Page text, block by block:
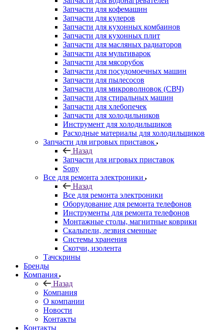
Запчасти для кофемашин
Запчасти для кулеров
Запчасти для кухонных комбаинов
Запчасти для кухонных плит
Запчасти для масляных радиаторов
Запчасти для мультиварок
Запчасти для мясорубок
Запчасти для посудомоечных машин
Запчасти для пылесосов
Запчасти для микроволновок (СВЧ)
Запчасти для стиральных машин
Запчасти для хлебопечек
Запчасти для холодильников
Инструмент для холодильщиков
Расходные материалы для холодильщиков
Запчасти для игровых приставок
Назад
Запчасти для игровых приставок
Sony
Все для ремонта электроники
Назад
Все для ремонта электроники
Оборудование для ремонта телефонов
Инструменты для ремонта телефонов
Монтажные столы, магнитные коврики
Скальпели, лезвия сменные
Системы хранения
Скотчи, изолента
Тачскрины
Бренды
Компания
Назад
Компания
О компании
Новости
Контакты
Контакты